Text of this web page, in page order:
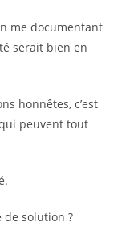
me documentant
serait bien en
honnêtes, c’est
peuvent tout
de solution ?